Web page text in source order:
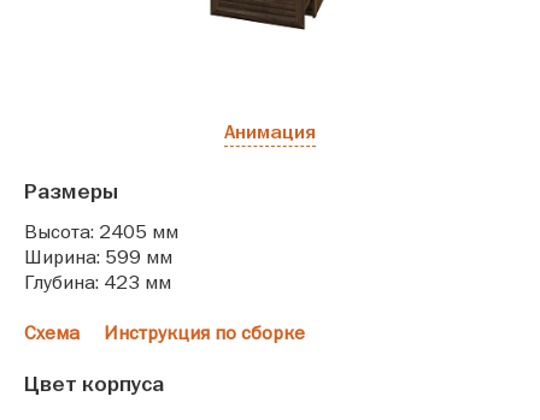
Анимация
Размеры
Высота: 2405 мм
Ширина: 599 мм
Глубина: 423 мм
Схема Инструкция по сборке
Цвет корпуса